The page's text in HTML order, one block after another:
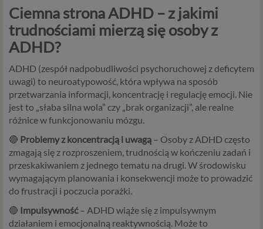
Ciemna strona ADHD – z jakimi
trudnościami mierzą się osoby z
ADHD?
ADHD (zespół nadpobudliwości psychoruchowej z deficytem
uwagi) to neuroatypowość, która wpływa na sposób
przetwarzania informacji, koncentrację i regulację emocji. Nie
jest to „słaba silna wola” czy „brak organizacji”, ale realne
różnice w funkcjonowaniu mózgu.
🔴 Problemy z koncentracją i uwagą – Osoby z ADHD często
zmagają się z rozproszeniem, trudnością w kończeniu zadań i
przeskakiwaniem z jednego tematu na drugi. W środowisku
wymagającym planowania i konsekwencji może to prowadzić
do frustracji i poczucia porażki.
🔴 Impulsywność– ADHD wiąże się z impulsywnym
działaniem i emocjonalną reaktywnością. Może to